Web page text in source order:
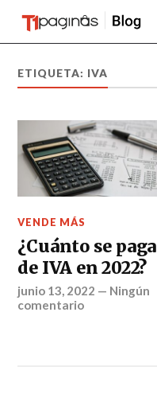
ETIQUETA: IVA
VENDE MÁS
¿Cuánto se paga
de IVA en 2022?
junio 13, 2022 — Ningún
comentario